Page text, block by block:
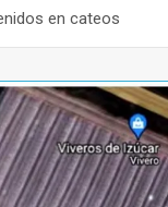
en cateos